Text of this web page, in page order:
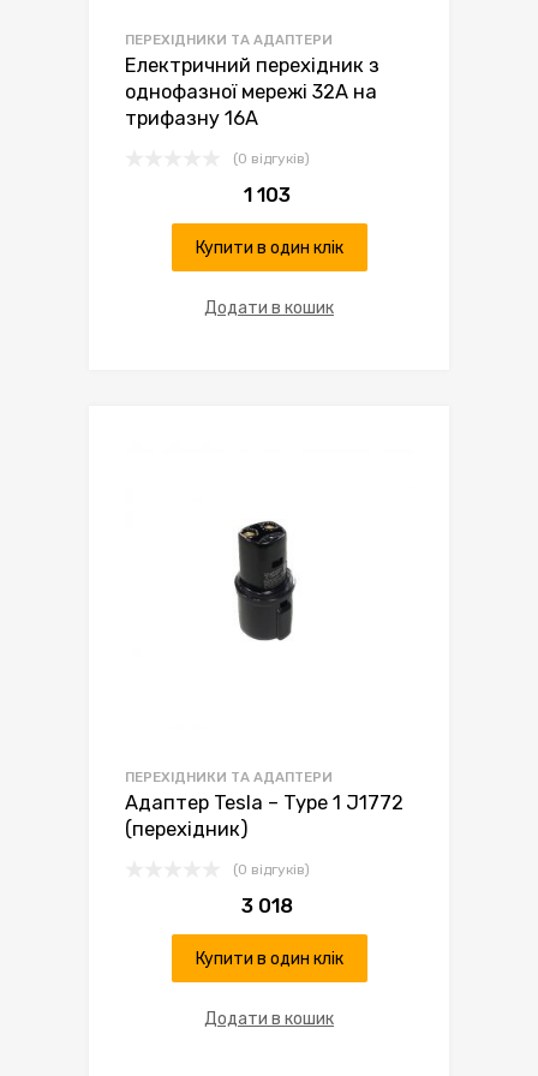
ПЕРЕХІДНИКИ ТА АДАПТЕРИ
Електричний перехідник з
однофазної мережі 32А на
трифазну 16А
(0 відгуків)
1 103
Купити в один клік
Додати в кошик
ПЕРЕХІДНИКИ ТА АДАПТЕРИ
Адаптер Tesla – Type 1 J1772
(перехідник)
(0 відгуків)
3 018
Купити в один клік
Додати в кошик